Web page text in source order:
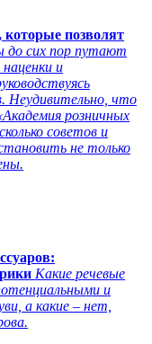
позволят
до сих пор путают
и
Неудивительно, что
розничных
советов и
не только
Какие речевые
и
а какие – нет,